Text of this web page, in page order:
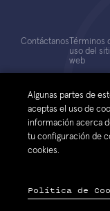
© 2026 Fundación
Contáctanos Términos
uso del
web
Algunas partes de
aceptas el uso de
información acerca
tu configuración de
cookies.
Política de